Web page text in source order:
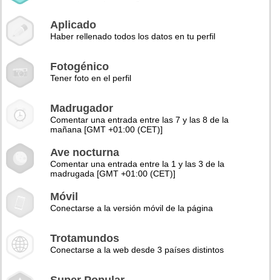
Aplicado
Haber rellenado todos los datos en tu perfil
Fotogénico
Tener foto en el perfil
Madrugador
Comentar una entrada entre las 7 y las 8 de la
mañana [GMT +01:00 (CET)]
Ave nocturna
Comentar una entrada entre la 1 y las 3 de la
madrugada [GMT +01:00 (CET)]
Móvil
Conectarse a la versión móvil de la página
Trotamundos
Conectarse a la web desde 3 países distintos